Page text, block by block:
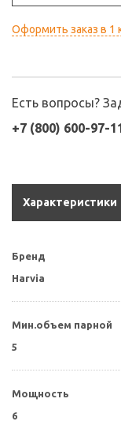
Оформить заказ в 1
Есть вопросы?
+7 (800) 600-97-
Характеристики
Бренд
Harvia
Мин.объем парной
5
Мощность
6